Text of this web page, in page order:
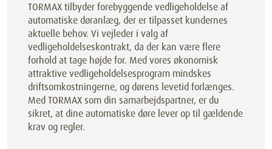
TORMAX tilbyder forebyggende vedligeholdelse af
automatiske døranlæg, der er tilpasset kundernes
aktuelle behov. Vi vejleder i valg af
vedligeholdelseskontrakt, da der kan være flere
forhold at tage højde for. Med vores økonomisk
attraktive vedligeholdelsesprogram mindskes
driftsomkostningerne, og dørens levetid forlænges.
Med TORMAX som din samarbejdspartner, er du
sikret, at dine automatiske døre lever op til gældende
krav og regler.